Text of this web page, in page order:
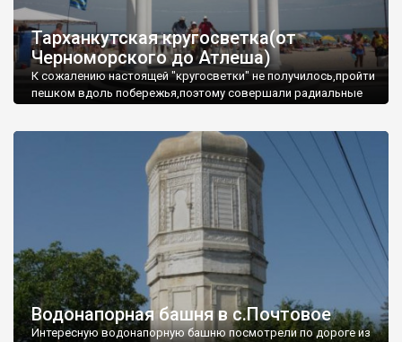
Тарханкутская кругосветка(от
Черноморского до Атлеша)
К сожалению настоящей "кругосветки" не получилось,пройти
пешком вдоль побережья,поэтому совершали радиальные
Водонапорная башня в с.Почтовое
Интересную водонапорную башню посмотрели по дороге из